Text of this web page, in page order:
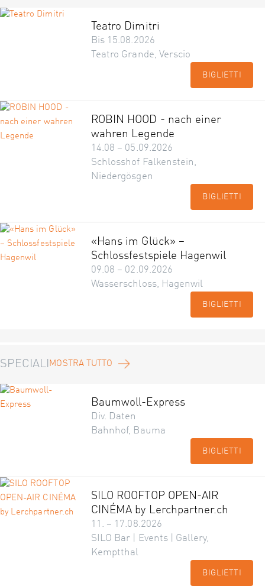
Teatro Dimitri
Bis 15.08.2026
Teatro Grande, Verscio
BIGLIETTI
ROBIN HOOD - nach einer
wahren Legende
14.08 – 05.09.2026
Schlosshof Falkenstein,
Niedergösgen
BIGLIETTI
«Hans im Glück» –
Schlossfestspiele Hagenwil
09.08 – 02.09.2026
Wasserschloss, Hagenwil
BIGLIETTI
SPECIALIMOSTRA TUTTO
Baumwoll-Express
Div. Daten
Bahnhof, Bauma
BIGLIETTI
SILO ROOFTOP OPEN-AIR
CINÉMA by Lerchpartner.ch
11. – 17.08.2026
SILO Bar | Events | Gallery,
Kemptthal
BIGLIETTI